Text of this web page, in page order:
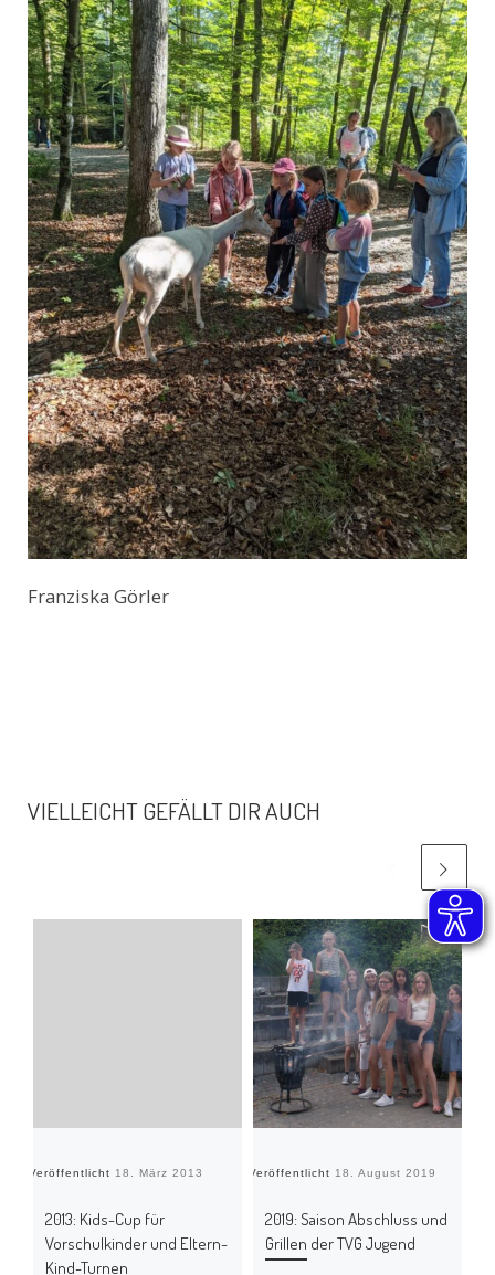
Franziska Görler
VIELLEICHT GEFÄLLT DIR AUCH
Veröffentlicht 18. März 2013
2013: Kids-Cup für
Vorschulkinder und Eltern-
Kind-Turnen
Veröffentlicht 18. August 2019
2019: Saison Abschluss und
Grillen der TVG Jugend